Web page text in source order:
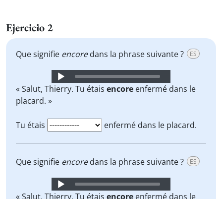
Ejercicio 2
Que signifie encoredans la phrase suivante ? ES
Audio
Player
« Salut, Thierry. Tu étais encore enfermé dans le
placard. »
Tu étais enfermé dans le placard.
Que signifie encoredans la phrase suivante ? ES
Audio
Player
« Salut, Thierry. Tu étais encore enfermé dans le